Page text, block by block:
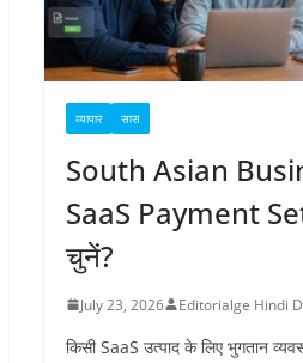
व्यापार सास
South Asian
SaaS Payment
चुनें?
July 23, 2026 Editorialge Hindi
किसी SaaS उत्पाद के लिए भुगतान